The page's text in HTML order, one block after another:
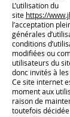
L’utilisation du
site https://
l’acceptation
générales
conditions
modifiées ou
utilisateurs du
donc invités à
Ce site internet
moment aux
raison de
toutefois